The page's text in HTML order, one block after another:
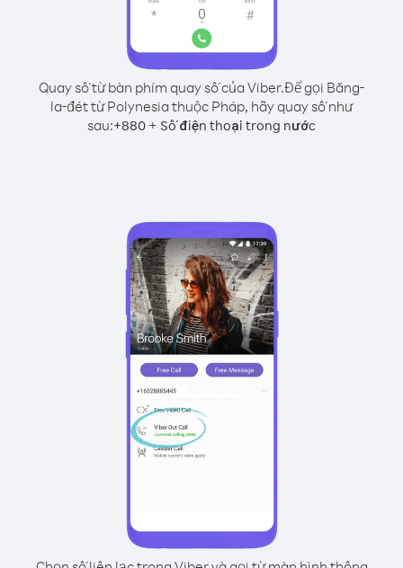
Quay số từ bàn phím quay số của Viber.Để gọi Băng-
la-đét từ Polynesia thuộc Pháp, hãy quay số như
sau:+880 + Số điện thoại trong nước